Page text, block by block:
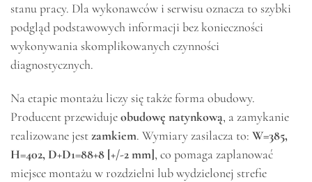
stanu pracy. Dla wykonawców i serwisu oznacza to szybki
podgląd podstawowych informacji bez konieczności
wykonywania skomplikowanych czynności
diagnostycznych.
Na etapie montażu liczy się także forma obudowy.
Producent przewidujeobudowę natynkową, a zamykanie
realizowane jestzamkiem. Wymiary zasilacza to: W=385,
H=402, D+D1=88+8 [+/-2 mm], co pomaga zaplanować
miejsce montażu w rozdzielni lub wydzielonej strefie